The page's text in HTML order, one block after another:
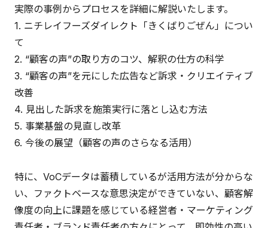
実際の事例からプロセスを詳細に解説いたします。
1. ニチレイフーズダイレクト「きくばりごぜん」につい
て
2. “顧客の声”の取り方のコツ、解釈の仕方の科学
3. “顧客の声”を元にした広告など訴求・クリエイティブ
改善
4. 見出した訴求を施策実行に落とし込む方法
5. 事業基盤の見直し改革
6. 今後の展望（顧客の声のさらなる活用）
特に、VoCデータは蓄積しているが活用方法が分からな
い、ファクトベースな意思決定ができていない、顧客解
像度の向上に課題を感じている経営者・マーケティング